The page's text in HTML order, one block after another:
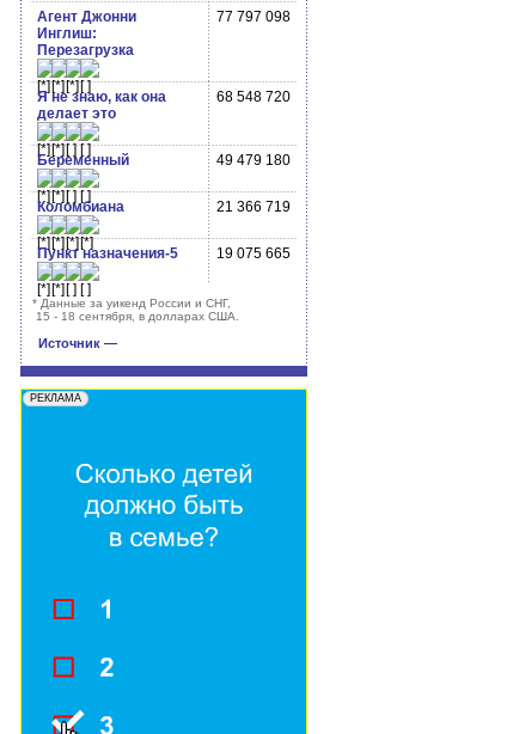
Агент Джонни
Инглиш:
Перезагрузка
77 797 098
Я не знаю, как она
делает это
68 548 720
Беременный 49 479 180
Коломбиана 21 366 719
Пункт назначения-5 19 075 665
*Данные за уикенд России и СНГ,
15 - 18 сентября, в долларах США.
Источник —